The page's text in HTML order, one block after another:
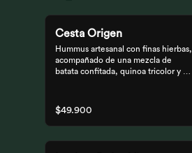
Cesta Origen
Hummus artesanal con finas hierbas,
acompañado de una mezcla de
batata confitada, quinoa tricolor y
proteína favorita.
$49.900